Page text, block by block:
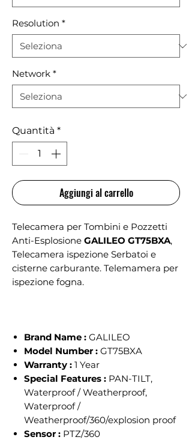
Resolution *
Network *
Quantità *
Aggiungi al carrello
Telecamera per Tombini e Pozzetti
Anti-Esplosione GALILEO GT75BXA,
Telecamera ispezione Serbatoi e
cisterne carburante. Telemamera per
ispezione fogna.
Brand Name : GALILEO
Model Number : GT75BXA
Warranty : 1 Year
Special Features : PAN-TILT,
Waterproof / Weatherproof,
Waterproof /
Weatherproof/360/explosion proof
Sensor : PTZ/360